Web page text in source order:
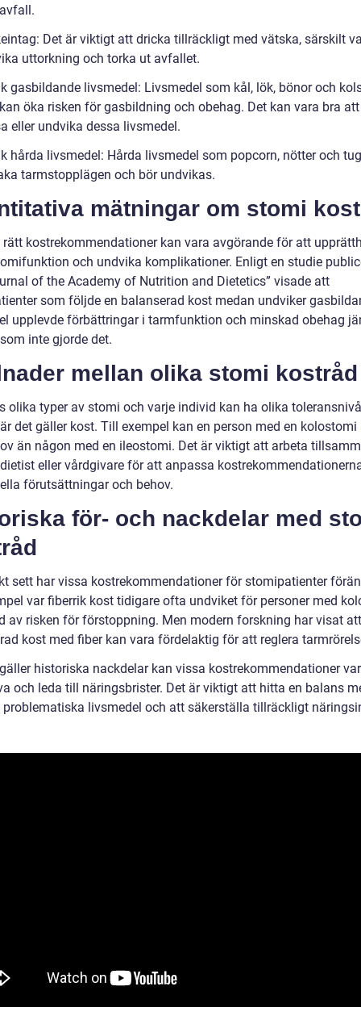
Det är viktigt att dricka tillräckligt med vätska, särskilt
uttorkning och torka ut avfallet.
gasbildande livsmedel: Livsmedel som kål, lök, bönor och
öka risken för gasbildning och obehag. Det kan vara bra att
eller undvika dessa livsmedel.
hårda livsmedel: Hårda livsmedel som popcorn, nötter och
tarmstopplägen och bör undvikas.
mätningar om stomi
kostrekommendationer kan vara avgörande för att
och undvika komplikationer. Enligt en studie
of the Academy of Nutrition and Dietetics” visade att
som följde en balanserad kost medan undviker
upplevde förbättringar i tarmfunktion och minskad obehag
inte gjorde det.
mellan olika stomi kostråd
olika typer av stomi och varje individ kan ha olika
det gäller kost. Till exempel kan en person med en
än någon med en ileostomi. Det är viktigt att arbeta
eller vårdgivare för att anpassa
förutsättningar och behov.
för- och nackdelar med
sett har vissa kostrekommendationer för stomipatienter
var fiberrik kost tidigare ofta undviket för personer med
av risken för förstoppning. Men modern forskning har visat
kost med fiber kan vara fördelaktig för att reglera
historiska nackdelar kan vissa kostrekommendationer
och leda till näringsbrister. Det är viktigt att hitta en balans
livsmedel och att säkerställa tillräckligt